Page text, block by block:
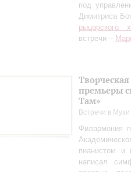
под
Димитриса
рыцарского
встречи –
премьеры
Там»
Встречи в
Филармония
пианистом и
написал